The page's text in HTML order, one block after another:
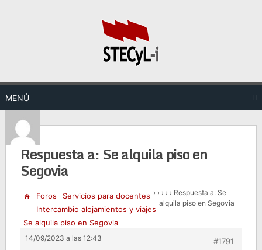
MENÚ
Respuesta a: Se alquila piso en
Segovia
›
Foros ›
Servicios para docentes ›
Intercambio alojamientos y viajes
›
Se alquila piso en Segovia
› Respuesta a: Se
alquila piso en Segovia
14/09/2023 a las 12:43
#1791